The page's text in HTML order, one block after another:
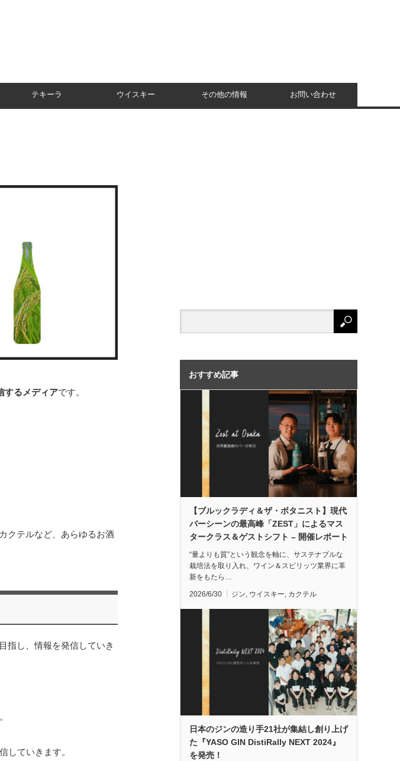
テキーラ ウイスキー その他の情報 お問い合わせ
するメディアです。
クテルなど、あらゆるお酒
指し、情報を発信していき
していきます。
おすすめ記事
【ブルックラディ＆ザ・ボタニスト】現代
バーシーンの最高峰「ZEST」によるマス
タークラス＆ゲストシフト – 開催レポート
“量よりも質”という観念を軸に、サステナブルな
栽培法を取り入れ、ワイン＆スピリッツ業界に革
新をもたら…
2026/6/30 ジン ウイスキー カクテル
日本のジンの造り手21社が集結し創り上げ
た『YASO GIN DistiRally NEXT 2024』
を発売！